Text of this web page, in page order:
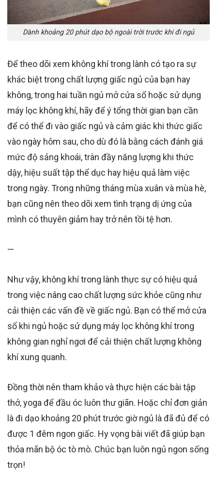
Dành khoảng 20 phút dạo bộ ngoài trời trước khi đi ngủ
Để theo dõi xem không khí trong lành có tạo ra sự
khác biệt trong chất lượng giấc ngủ của bạn hay
không, trong hai tuần ngủ mở cửa sổ hoặc sử dụng
máy lọc không khí, hãy để ý tổng thời gian bạn cần
để có thể đi vào giấc ngủ và cảm giác khi thức giấc
vào ngày hôm sau, cho dù đó là bằng cách đánh giá
mức độ sảng khoái, tràn đầy năng lượng khi thức
dậy, hiệu suất tập thể dục hay hiệu quả làm việc
trong ngày. Trong những tháng mùa xuân và mùa hè,
bạn cũng nên theo dõi xem tình trạng dị ứng của
mình có thuyên giảm hay trở nên tồi tệ hơn.
—
Như vậy, không khí trong lành thực sự có hiệu quả
trong việc nâng cao chất lượng sức khỏe cũng như
cải thiện các vấn đề về giấc ngủ. Bạn có thể mở cửa
sổ khi ngủ hoặc sử dụng máy lọc không khí trong
không gian nghỉ ngơi để cải thiện chất lượng không
khí xung quanh.
Đồng thời nên tham khảo và thực hiện các bài tập
thở, yoga để đầu óc luôn thư giãn. Hoặc chỉ đơn giản
là đi dạo khoảng 20 phút trước giờ ngủ là đã đủ để có
được 1 đêm ngon giấc. Hy vọng bài viết đã giúp bạn
thỏa mãn bộ óc tò mò. Chúc bạn luôn ngủ ngon sống
trọn!